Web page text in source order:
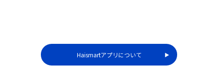
Haismartアプリについて ▶︎